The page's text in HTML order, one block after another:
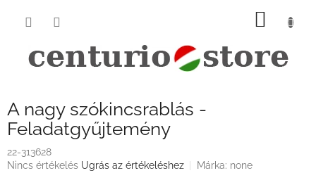
KOSÁR
A nagy szókincsrablás -
Feladatgyűjtemény
22-313628
A
Nincs értékelés Ugrás az értékeléshez Márka: none